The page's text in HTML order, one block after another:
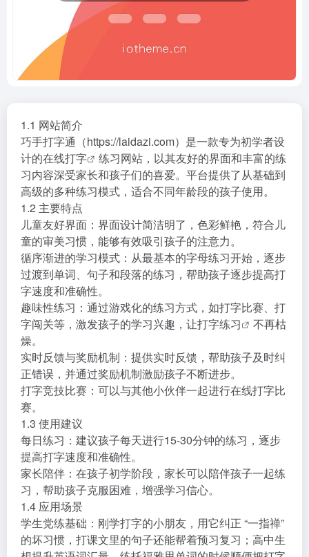
1.1 网站简介
巧手打字通（https://laidazi.com）是一款专为初学者设
计的在线打字
练习网站，以其友好的界面和丰富的练
习内容深受家长和孩子们的喜爱。平台提供了从基础到
高级的多种练习模式，适合不同年龄段的孩子使用。
1.2 主要特点
儿童友好界面：界面设计简洁明了，色彩鲜艳，符合儿
童的审美习惯，能够有效吸引孩子的注意力。
循序渐进的学习模式：从最基本的字母练习开始，逐步
过渡到单词、句子和段落的练习，帮助孩子逐步提高打
字速度和准确性。
趣味性练习：通过游戏化的练习方式，如打字比赛、打
字闯关等，激发孩子的学习兴趣，让打字练习
不再枯
燥。
实时反馈与奖励机制：提供实时反馈，帮助孩子及时纠
正错误，并通过奖励机制激励孩子不断进步。
打字竞技比赛：可以与其他小伙伴一起进行在线打字比
赛。
1.3 使用建议
每日练习：建议孩子每天进行15-30分钟的练习，逐步
提高打字速度和准确性。
家长陪伴：在孩子初学阶段，家长可以陪伴孩子一起练
习，帮助孩子克服困难，增强学习信心。
1.4 应用场景
学生党练基础：刚学打字的小朋友，用它纠正 “一指禅”
的坏习惯，打课文里的句子还能帮着预习复习；高中生